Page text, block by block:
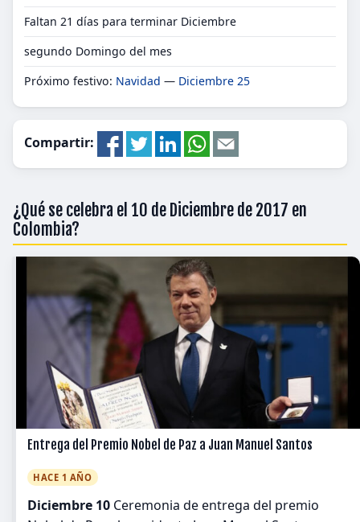
Faltan 21 días para terminar Diciembre
segundo Domingo del mes
Próximo festivo: Navidad — Diciembre 25
Compartir:
¿Qué se celebra el 10 de Diciembre de 2017 en
Colombia?
Entrega del Premio Nobel de Paz a Juan Manuel Santos
HACE 1 AÑO
Diciembre 10 Ceremonia de entrega del premio